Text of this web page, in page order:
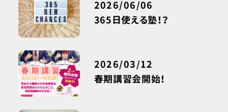
365日使える塾！？
2026/06/06
春期講習会開始！
2026/03/12